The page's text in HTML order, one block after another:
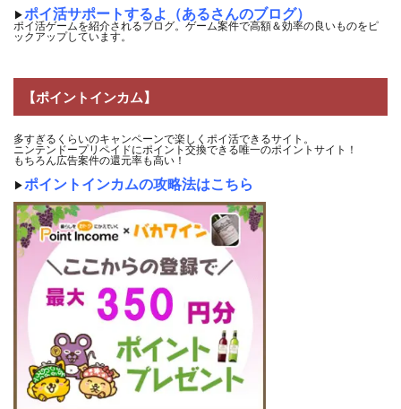
▶ ポイ活サポートするよ（あるさんのブログ）
ポイ活ゲームを紹介されるブログ。ゲーム案件で高額＆効率の良いものをピ
ックアップしています。
【ポイントインカム】
多すぎるくらいのキャンペーンで楽しくポイ活できるサイト。
ニンテンドープリペイドにポイント交換できる唯一のポイントサイト！
もちろん広告案件の還元率も高い！
▶ ポイントインカムの攻略法はこちら